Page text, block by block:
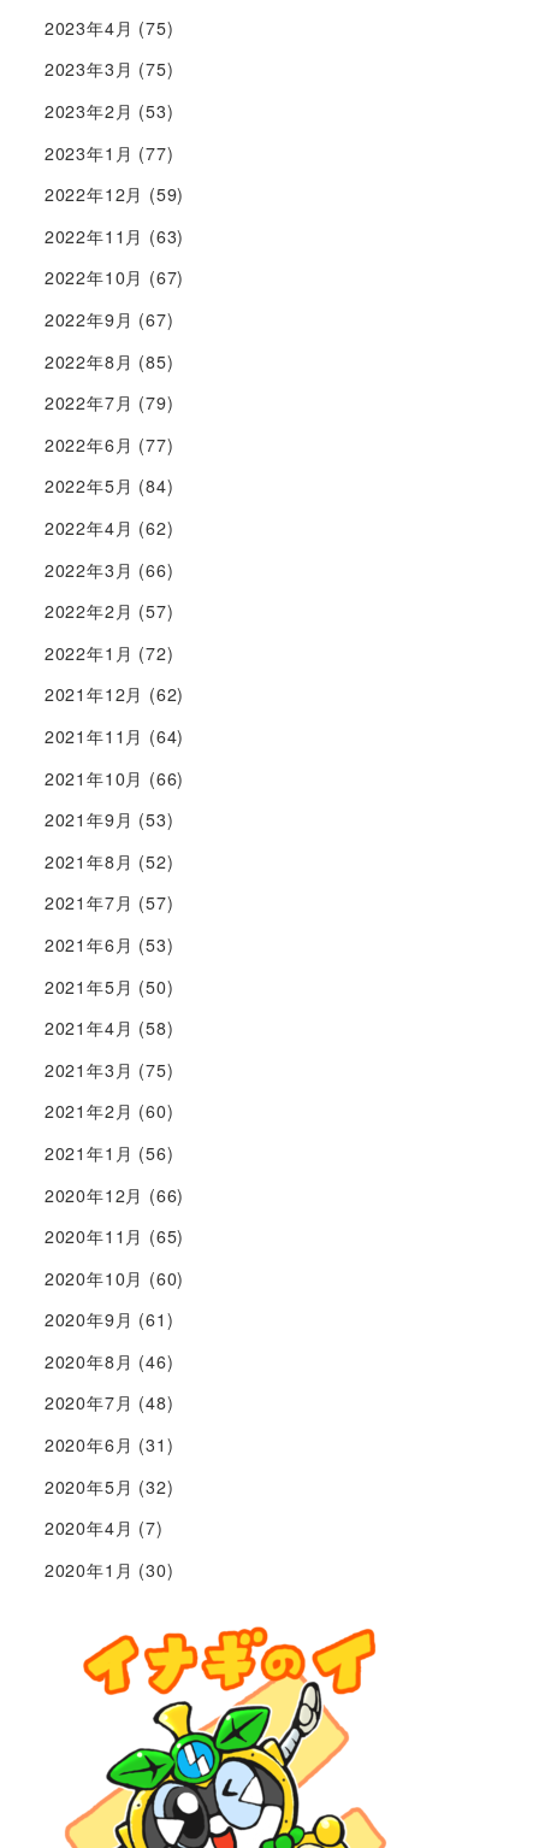
2023年4月 (75)
2023年3月 (75)
2023年2月 (53)
2023年1月 (77)
2022年12月 (59)
2022年11月 (63)
2022年10月 (67)
2022年9月 (67)
2022年8月 (85)
2022年7月 (79)
2022年6月 (77)
2022年5月 (84)
2022年4月 (62)
2022年3月 (66)
2022年2月 (57)
2022年1月 (72)
2021年12月 (62)
2021年11月 (64)
2021年10月 (66)
2021年9月 (53)
2021年8月 (52)
2021年7月 (57)
2021年6月 (53)
2021年5月 (50)
2021年4月 (58)
2021年3月 (75)
2021年2月 (60)
2021年1月 (56)
2020年12月 (66)
2020年11月 (65)
2020年10月 (60)
2020年9月 (61)
2020年8月 (46)
2020年7月 (48)
2020年6月 (31)
2020年5月 (32)
2020年4月 (7)
2020年1月 (30)